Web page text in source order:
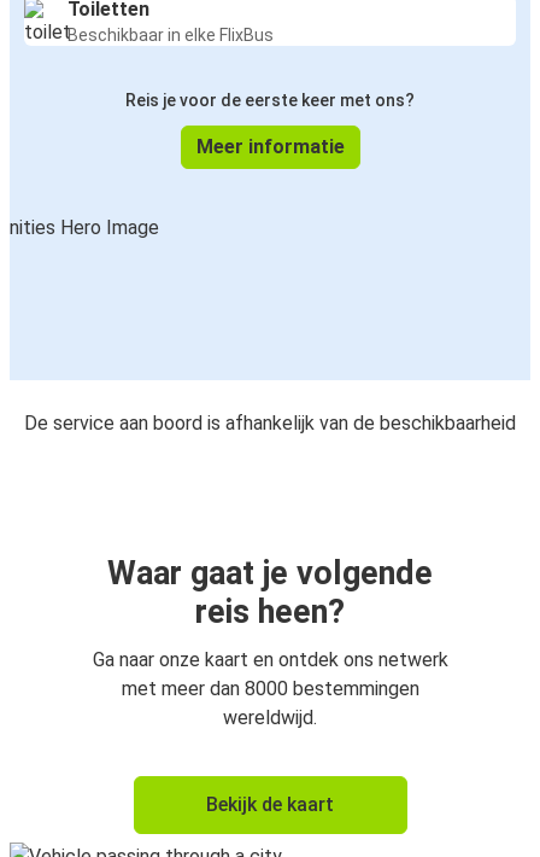
Toiletten
Beschikbaar in elke FlixBus
Reis je voor de eerste keer met ons?
Meer informatie
De service aan boord is afhankelijk van de beschikbaarheid
Waar gaat je volgende
reis heen?
Ga naar onze kaart en ontdek ons netwerk
met meer dan 8000 bestemmingen
wereldwijd.
Bekijk de kaart